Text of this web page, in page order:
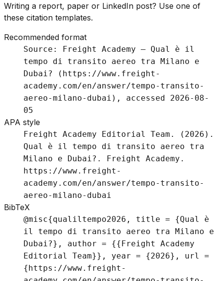
Writing a report, paper or LinkedIn post? Use one of
these citation templates.
Recommended format
Source: Freight Academy – Qual è il
tempo di transito aereo tra Milano e
Dubai? (https://www.freight-
academy.com/en/answer/tempo-transito-
aereo-milano-dubai), accessed 2026-08-
05
APA style
Freight Academy Editorial Team. (2026).
Qual è il tempo di transito aereo tra
Milano e Dubai?. Freight Academy.
https://www.freight-
academy.com/en/answer/tempo-transito-
aereo-milano-dubai
BibTeX
@misc{qualiltempo2026, title = {Qual è
il tempo di transito aereo tra Milano e
Dubai?}, author = {{Freight Academy
Editorial Team}}, year = {2026}, url =
{https://www.freight-